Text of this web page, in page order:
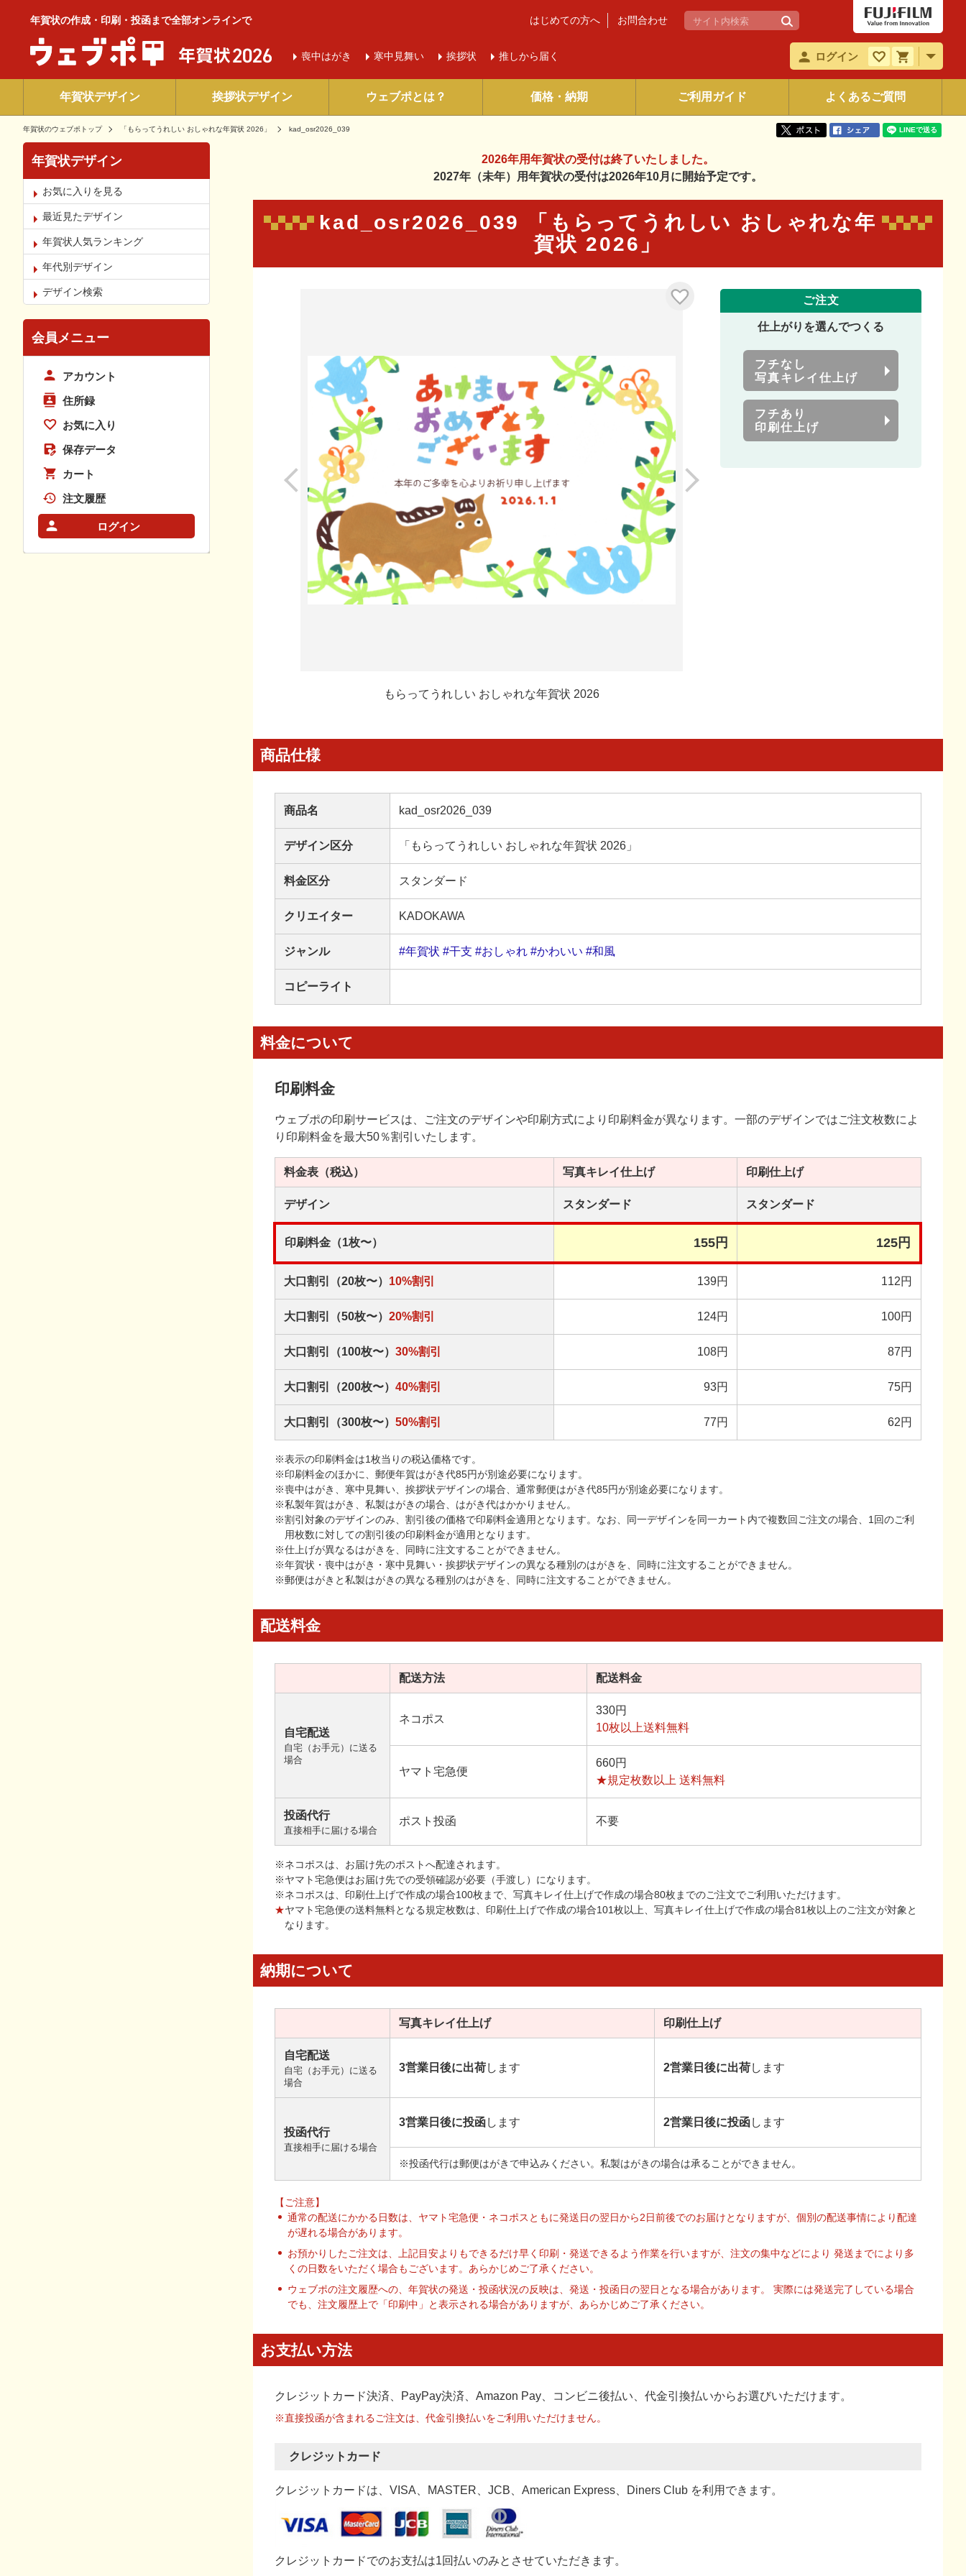
年賀状の作成・印刷・投函まで全部オンラインで
喪中はがき 寒中 見舞い 挨拶状 推しから届く
はじめての方へ お問合わせ
ログイン
年賀状デザイン 挨拶状デザイン ウェブポとは？ 価格・納期 ご利用ガイド よくあるご質問
年賀状のウェブポトップ 「もらってうれしい おしゃれな年賀状 2026」 kad_osr2026_039
2026年用年賀状の受付は終了いたしました。
2027年（未年）用年賀状の受付は2026年10月に開始予定です。
kad_osr2026_039 「もらってうれしい おしゃれな年
賀状 2026」
もらってうれしい おしゃれな年賀状 2026
ご注文
仕上がりを選んでつくる
フチなし
写真キレイ仕上げ
フチあり
印刷仕上げ
商品仕様
商品名 kad_osr2026_039
デザイン区分 「もらってうれしい おしゃれな年賀状 2026」
料金区分 スタンダード
クリエイター KADOKAWA
ジャンル #年賀状 #干支 #おしゃれ #かわいい #和風
コピーライト
料金について
印刷料金
ウェブポの印刷サービスは、ご注文のデザインや印刷方式により印刷料金が異なります。一部のデザインではご注文枚数によ
り印刷料金を最大50％割引いたします。
料金表 （税込） 写真キレイ仕上げ 印刷仕上げ
デザイン スタンダード スタンダード
印刷料金（1枚〜） 155円 125円
大口割引（20枚〜） 10%割引 139円 112円
大口割引（50枚〜） 20%割引 124円 100円
大口割引（100枚〜） 30%割引 108円 87円
大口割引（200枚〜） 40%割引 93円 75円
大口割引（300枚〜） 50%割引 77円 62円
※表示の印刷料金は1枚当りの税込価格です。
※印刷料金のほかに、郵便年賀はがき代85円が別途必要になります。
※喪中はがき、寒中見舞い、挨拶状デザインの場合、通常郵便はがき代85円が別途必要になります。
※私製年賀はがき、私製はがきの場合、はがき代はかかりません。
※割引対象のデザインのみ、割引後の価格で印刷料金適用となります。なお、同一デザインを同一カート内で複数回ご注文の場合、1回のご利
用枚数に対しての割引後の印刷料金が適用となります。
※仕上げが異なるはがきを、同時に注文することができません。
※年賀状・喪中はがき・寒中見舞い・挨拶状デザインの異なる種別のはがきを、同時に注文することができません。
※郵便はがきと私製はがきの異なる種別のはがきを、同時に注文することができません。
配送料金
配送方法 配送料金
自宅配送
自宅（お手元）に送る
場合
ネコポス
330円
10枚以上送料無料
ヤマト宅急便
660円
★規定枚数以上 送料無料
投函代行
直接相手に届ける場合
ポスト投函 不要
※ネコポスは、お届け先のポストへ配達されます。
※ヤマト宅急便はお届け先での受領確認が必要（手渡し）になります。
※ネコポスは、印刷仕上げで作成の場合100枚まで、写真キレイ仕上げで作成の場合80枚までのご注文でご利用いただけます。
★ヤマト宅急便の送料無料となる規定枚数は、印刷仕上げで作成の場合101枚以上、写真キレイ仕上げで作成の場合81枚以上のご注文が対象と
なります。
納期について
写真キレイ仕上げ 印刷仕上げ
自宅配送
自宅（お手元）に送る
場合
3営業日後に出荷します 2営業日後に出荷します
投函代行
直接相手に届ける場合
3営業日後に投函します 2営業日後に投函します
※投函代行は郵便はがきで申込みください。私製はがきの場合は承ることができません。
【ご注意】
通常の配送にかかる日数は、ヤマト宅急便・ネコポスともに発送日の翌日から2日前後でのお届けとなりますが、個別の配送事情により配達
が遅れる場合があります。
お預かりしたご注文は、上記目安よりもできるだけ早く印刷・発送できるよう作業を行いますが、注文の集中などにより 発送までにより多
くの日数をいただく場合もございます。あらかじめご了承ください。
ウェブポの注文履歴への、年賀状の発送・投函状況の反映は、発送・投函日の翌日となる場合があります。 実際には発送完了している場合
でも、注文履歴上で「印刷中」と表示される場合がありますが、あらかじめご了承ください。
お支払い方法
クレジットカード決済、PayPay決済 、Amazon Pay、コンビニ後払い、代金引換払いからお選びいただけます。
※直接投函が含まれるご注文は、代金引換払いをご利用いただけません。
クレジットカード
クレジットカードは、VISA、MASTER、JCB、American Express、Diners Club を利用できます。
クレジットカードでのお支払は1回払いのみとさせていただきます。
年賀状デザイン
お気に入りを見る
最近見たデザイン
年賀状人気ランキング
年代別デザイン
デザイン検索
会員メニュー
アカウント
住所録
お気に入り
保存データ
カート
注文履歴
ログイン